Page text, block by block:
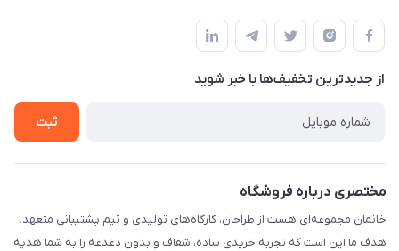
لیست محصولات
درباره ما
قوانین و مقررات
حریم خصوصی
راهنما
از جدید‌ترین تخفیف‌ها با‌ خبر شوید
ثبت
مختصری درباره فروشگاه
خانمان مجموعه‌ای هست از طراحان، کارگاه‌های تولیدی و تیم پشتیبانی متعهد.
هدف ما این است که تجربه خریدی ساده، شفاف و بدون دغدغه را به شما هدیه